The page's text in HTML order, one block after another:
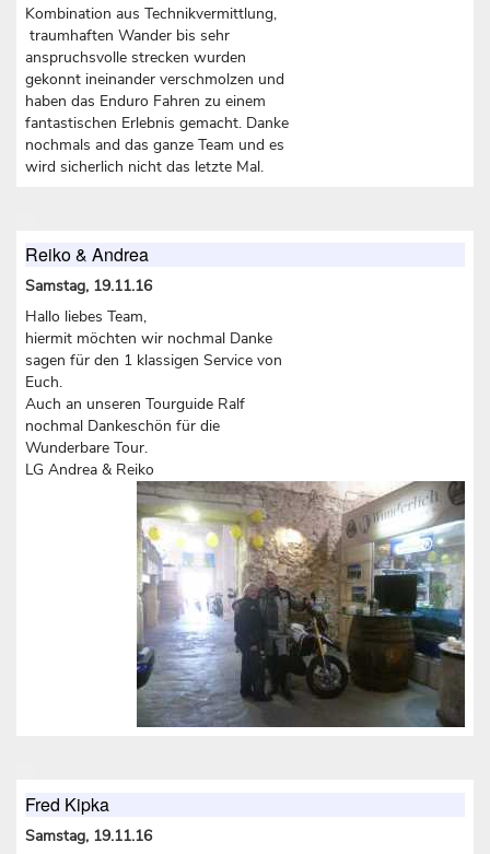
Kombination aus Technikvermittlung,
traumhaften Wander bis sehr
anspruchsvolle strecken wurden
gekonnt ineinander verschmolzen und
haben das Enduro Fahren zu einem
fantastischen Erlebnis gemacht. Danke
nochmals and das ganze Team und es
wird sicherlich nicht das letzte Mal.
Reiko & Andrea
Samstag, 19.11.16
Hallo liebes Team,
hiermit möchten wir nochmal Danke
sagen für den 1 klassigen Service von
Euch.
Auch an unseren Tourguide Ralf
nochmal Dankeschön für die
Wunderbare Tour.
LG Andrea & Reiko
Fred Kipka
Samstag, 19.11.16